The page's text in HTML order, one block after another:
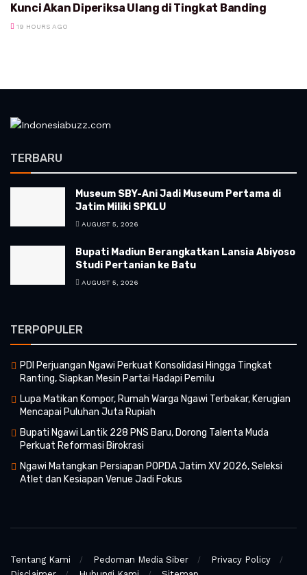
Kunci Akan Diperiksa Ulang di Tingkat Banding
19 HOURS AGO
TERBARU
Museum SBY-Ani Jadi Museum Pertama di
Jatim Miliki SPKLU
AUGUST 5, 2026
Bupati Madiun Berangkatkan Lansia Abiyoso
Studi Pertanian ke Batu
AUGUST 5, 2026
TERPOPULER
PDI Perjuangan Ngawi Perkuat Konsolidasi Hingga Tingkat
Ranting, Siapkan Mesin Partai Hadapi Pemilu
Lupa Matikan Kompor, Rumah Warga Ngawi Terbakar, Kerugian
Mencapai Puluhan Juta Rupiah
Bupati Ngawi Lantik 228 PNS Baru, Dorong Talenta Muda
Perkuat Reformasi Birokrasi
Ngawi Matangkan Persiapan POPDA Jatim XV 2026, Seleksi
Atlet dan Kesiapan Venue Jadi Fokus
Tentang Kami Pedoman Media Siber
Privacy Policy